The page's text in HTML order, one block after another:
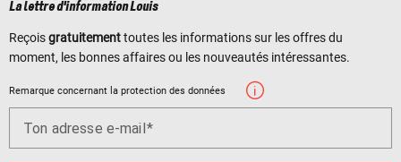
La lettre d'information Louis
Reçoisgratuitementtoutes les informations sur les offres du
moment, les bonnes affaires ou les nouveautés intéressantes.
Remarque concernant la protection des données
Ton adresse e-mail